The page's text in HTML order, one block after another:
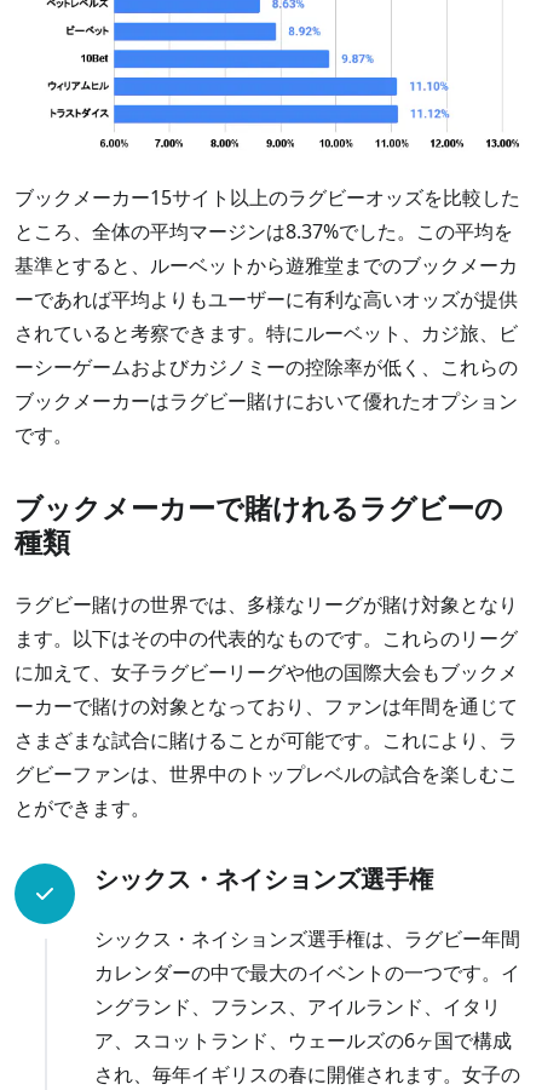
ブックメーカー15サイト以上のラグビーオッズを比較した
ところ、全体の平均マージンは8.37%でした。この平均を
基準とすると、ルーベットから遊雅堂までのブックメーカ
ーであれば平均よりもユーザーに有利な高いオッズが提供
されていると考察できます。特にルーベット、カジ旅、ビ
ーシーゲームおよびカジノミーの控除率が低く、これらの
ブックメーカーはラグビー賭けにおいて優れたオプション
です。
ブックメーカーで賭けれるラグビーの
種類
ラグビー賭けの世界では、多様なリーグが賭け対象となり
ます。以下はその中の代表的なものです。これらのリーグ
に加えて、女子ラグビーリーグや他の国際大会もブックメ
ーカーで賭けの対象となっており、ファンは年間を通じて
さまざまな試合に賭けることが可能です。これにより、ラ
グビーファンは、世界中のトップレベルの試合を楽しむこ
とができます。
シックス・ネイションズ選手権
シックス・ネイションズ選手権は、ラグビー年間
カレンダーの中で最大のイベントの一つです。イ
ングランド、フランス、アイルランド、イタリ
ア、スコットランド、ウェールズの6ヶ国で構成
され、毎年イギリスの春に開催されます。女子の